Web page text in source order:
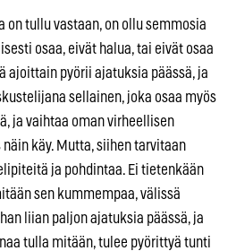
tullu vastaan, on ollu semmosia
osaa, eivät halua, tai eivät osaa
ajoittain pyörii ajatuksia päässä, ja
sellainen, joka osaa myös
ja vaihtaa oman virheellisen
käy. Mutta, siihen tarvitaan
ja pohdintaa. Ei tietenkään
sen kummempaa, välissä
liian paljon ajatuksia päässä, ja
tulla mitään, tulee pyörittyä tunti